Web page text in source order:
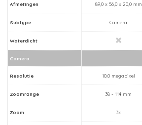
Afmetingen 89,0 x 56,0 x 20,0 mm
Subtype Camera
Waterdicht
Camera
Resolutie 10,0 megapixel
Zoomrange 38 - 114 mm
Zoom 3x